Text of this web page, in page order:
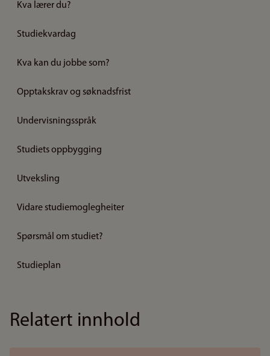
Kva lærer du?
Studiekvardag
Kva kan du jobbe som?
Opptakskrav og søknadsfrist
Undervisningsspråk
Studiets oppbygging
Utveksling
Vidare studiemoglegheiter
Spørsmål om studiet?
Studieplan
Relatert innhold